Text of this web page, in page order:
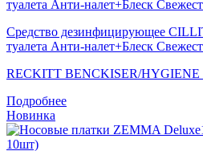
Средство дезинфицирующее
туалета Анти-налет+Блеск
RECKITT BENCKISER/
Подробнее
Новинка